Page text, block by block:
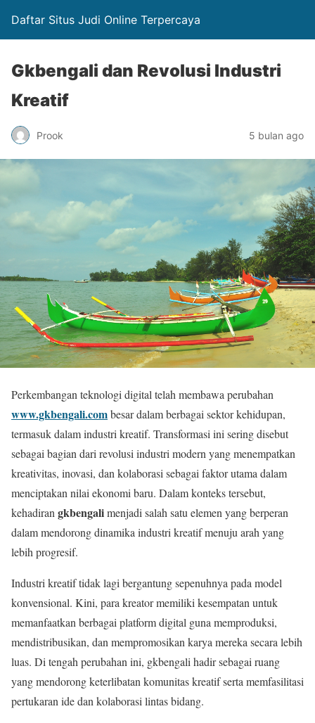
Daftar Situs Judi Online Terpercaya
Gkbengali dan Revolusi Industri
Kreatif
Prook 5 bulan ago
Perkembangan teknologi digital telah membawa perubahan
www.gkbengali.combesar dalam berbagai sektor kehidupan,
termasuk dalam industri kreatif. Transformasi ini sering disebut
sebagai bagian dari revolusi industri modern yang menempatkan
kreativitas, inovasi, dan kolaborasi sebagai faktor utama dalam
menciptakan nilai ekonomi baru. Dalam konteks tersebut,
kehadirangkbengalimenjadi salah satu elemen yang berperan
dalam mendorong dinamika industri kreatif menuju arah yang
lebih progresif.
Industri kreatif tidak lagi bergantung sepenuhnya pada model
konvensional. Kini, para kreator memiliki kesempatan untuk
memanfaatkan berbagai platform digital guna memproduksi,
mendistribusikan, dan mempromosikan karya mereka secara lebih
luas. Di tengah perubahan ini, gkbengali hadir sebagai ruang
yang mendorong keterlibatan komunitas kreatif serta memfasilitasi
pertukaran ide dan kolaborasi lintas bidang.